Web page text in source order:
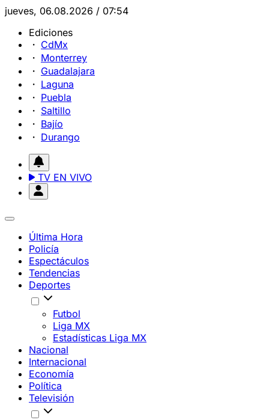
jueves, 06.08.2026 / 07:54
Ediciones
CdMx
Monterrey
Guadalajara
Laguna
Puebla
Saltillo
Bajío
Durango
TV EN VIVO
Última Hora
Policía
Espectáculos
Tendencias
Deportes
Futbol
Liga MX
Estadísticas Liga MX
Nacional
Internacional
Economía
Política
Televisión